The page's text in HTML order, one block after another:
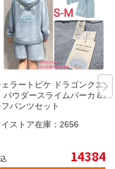
ラートピケ ドラゴンクエス
パウダースライムパーカ＆ハ
パンツセット
ストア在庫： 2656
14384